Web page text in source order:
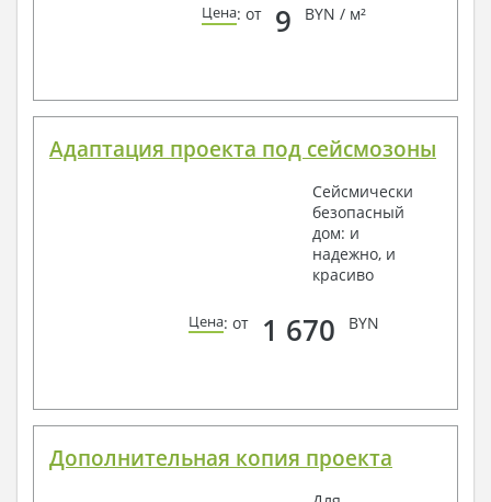
Цена: от 9 BYN / м²
Адаптация проекта под сейсмозоны
Сейсмически
безопасный
дом: и
надежно, и
красиво
Цена: от 1 670 BYN
Дополнительная копия проекта